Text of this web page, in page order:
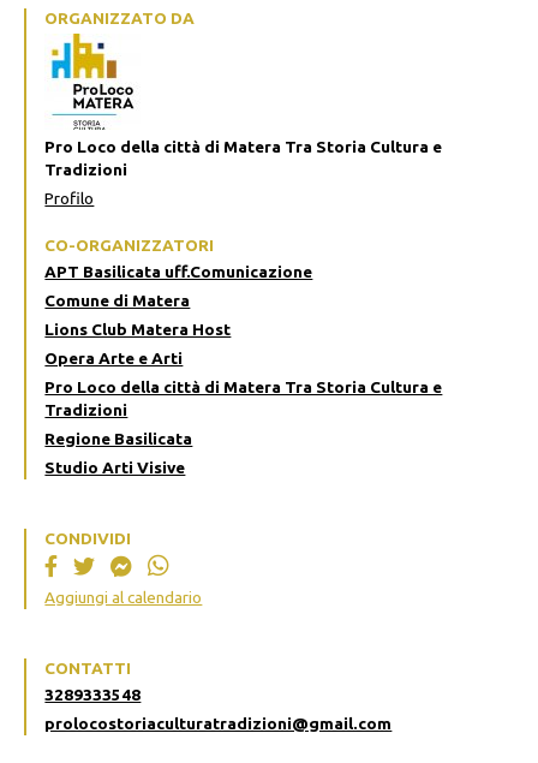
ORGANIZZATO DA
Pro Loco della città di Matera Tra Storia Cultura e
Tradizioni
Profilo
CO-ORGANIZZATORI
APT Basilicata uff.Comunicazione
Comune di Matera
Lions Club Matera Host
Opera Arte e Arti
Pro Loco della città di Matera Tra Storia Cultura e
Tradizioni
Regione Basilicata
Studio Arti Visive
CONDIVIDI
Aggiungi al calendario
CONTATTI
3289333548
prolocostoriaculturatradizioni@gmail.com